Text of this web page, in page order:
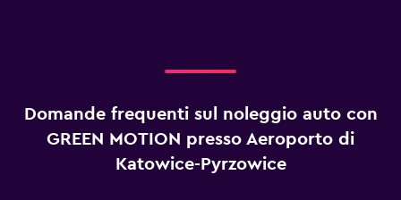
Domande frequenti sul noleggio auto con
GREEN MOTION presso Aeroporto di
Katowice-Pyrzowice